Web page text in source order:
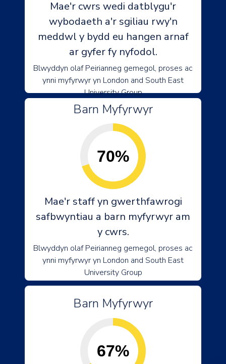
Mae'r cwrs wedi datblygu'r
wybodaeth a'r sgiliau rwy'n
meddwl y bydd eu hangen arnaf
ar gyfer fy nyfodol.
Blwyddyn olaf Peirianneg gemegol, proses ac
ynni myfyrwyr yn London and South East
University Group
Barn Myfyrwyr
70%
Mae'r staff yn gwerthfawrogi
safbwyntiau a barn myfyrwyr am
y cwrs.
Blwyddyn olaf Peirianneg gemegol, proses ac
ynni myfyrwyr yn London and South East
University Group
Barn Myfyrwyr
67%